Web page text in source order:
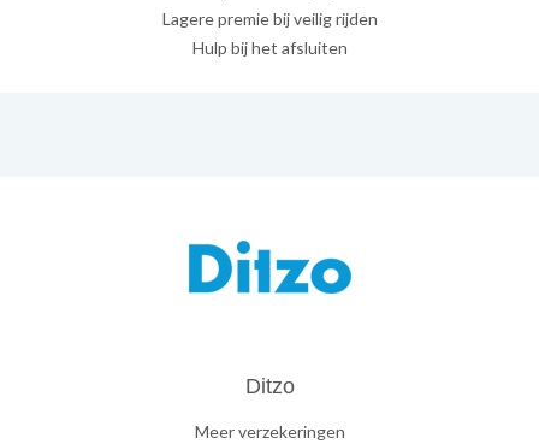
Lagere premie bij veilig rijden
Hulp bij het afsluiten
Ditzo
Meer verzekeringen